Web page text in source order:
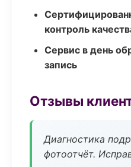
контроль
Сервис в день
запись
Отзывы
Диагностика
фотоотчёт.